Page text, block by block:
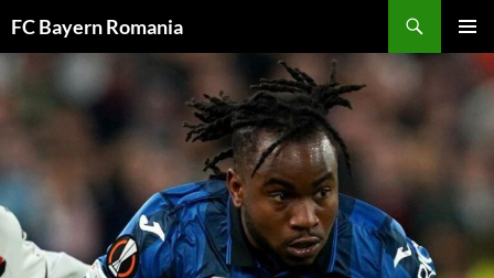
toFC Bayern Romania
MENU